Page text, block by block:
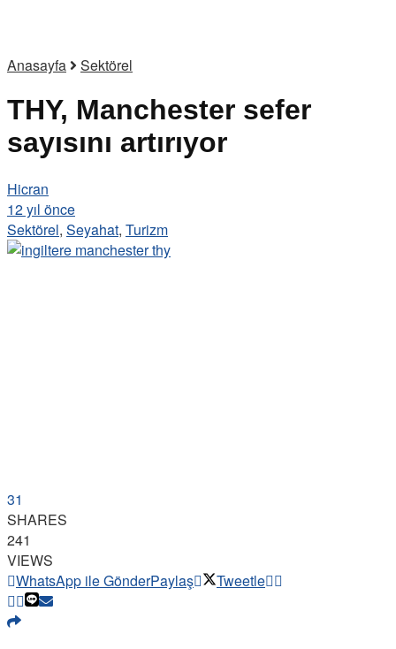
Anasayfa Sektörel
THY, Manchester sefer
sayısını artırıyor
Hicran
12 yıl önce
Sektörel, Seyahat, Turizm
31
SHARES
241
VIEWS
WhatsApp ile GönderPaylaş Tweetle